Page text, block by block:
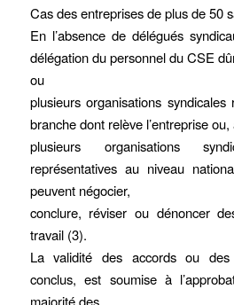
Cas des entreprises de plus de 50
En l’absence de délégués
délégation du personnel du CSE
ou
plusieurs organisations
branche dont relève l’entreprise
plusieurs organisations
représentatives au niveau
peuvent négocier,
conclure, réviser ou dénoncer
travail (3).
La validité des accords ou
conclus, est soumise à
majorité des